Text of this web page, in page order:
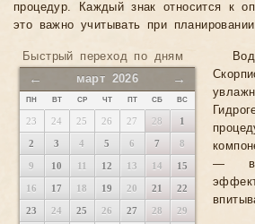
процедур. Каждый знак относится к
это важно учитывать при
Быстрый переход по дням
← →
март 2026
ПН ВТ СР ЧТ ПТ СБ ВС
23 24 25 26 27 28 1
2 3 4 5 6 7 8
9 10 11 12 13 14 15
16 17 18 19 20 21 22
23 24 25 26 27 28 29
—